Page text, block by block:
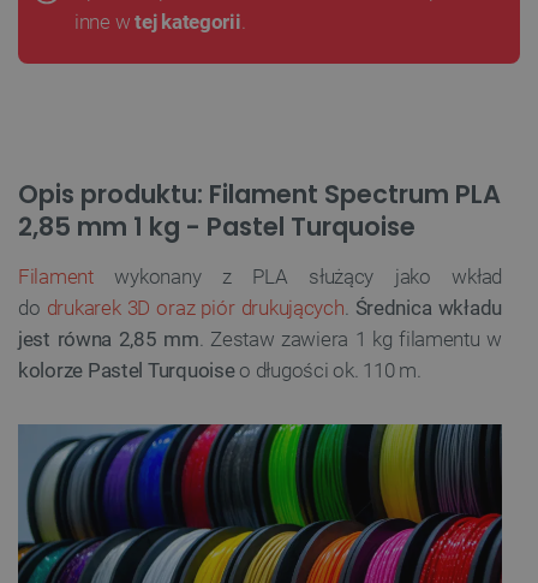
inne wtej kategorii.
Opis produktu: Filament Spectrum PLA
2,85 mm 1 kg - Pastel Turquoise
Filamentwykonany z PLA służący jako wkład
do drukarek 3D oraz piór drukujących. Średnica wkładu
jest równa 2,85 mm. Zestaw zawiera 1 kg filamentu w
kolorze Pastel Turquoiseo długości ok. 110 m.